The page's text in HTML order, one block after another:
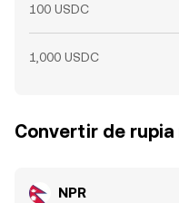
100 USDC
1,000 USDC
Convertir de rupia
NPR